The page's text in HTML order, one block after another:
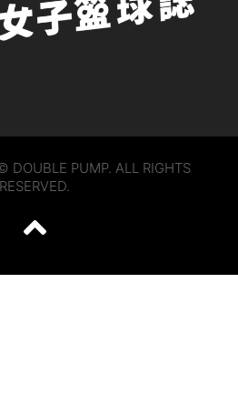
DOUBLE PUMP. ALL RIGHTS
RESERVED.